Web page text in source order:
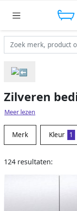
Zilveren
Meer lezen
Merk Kleur 1
124 resultaten: